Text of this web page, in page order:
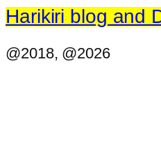
Harikiri blog and
@2018, @2026